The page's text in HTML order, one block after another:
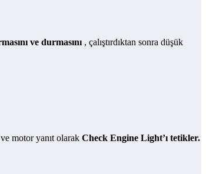
ve durmasını , çalıştırdıktan sonra düşük
motor yanıt olarak Check Engine Light’ı tetikler.